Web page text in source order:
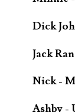
Dick
Jack
Nick -
Ashby -